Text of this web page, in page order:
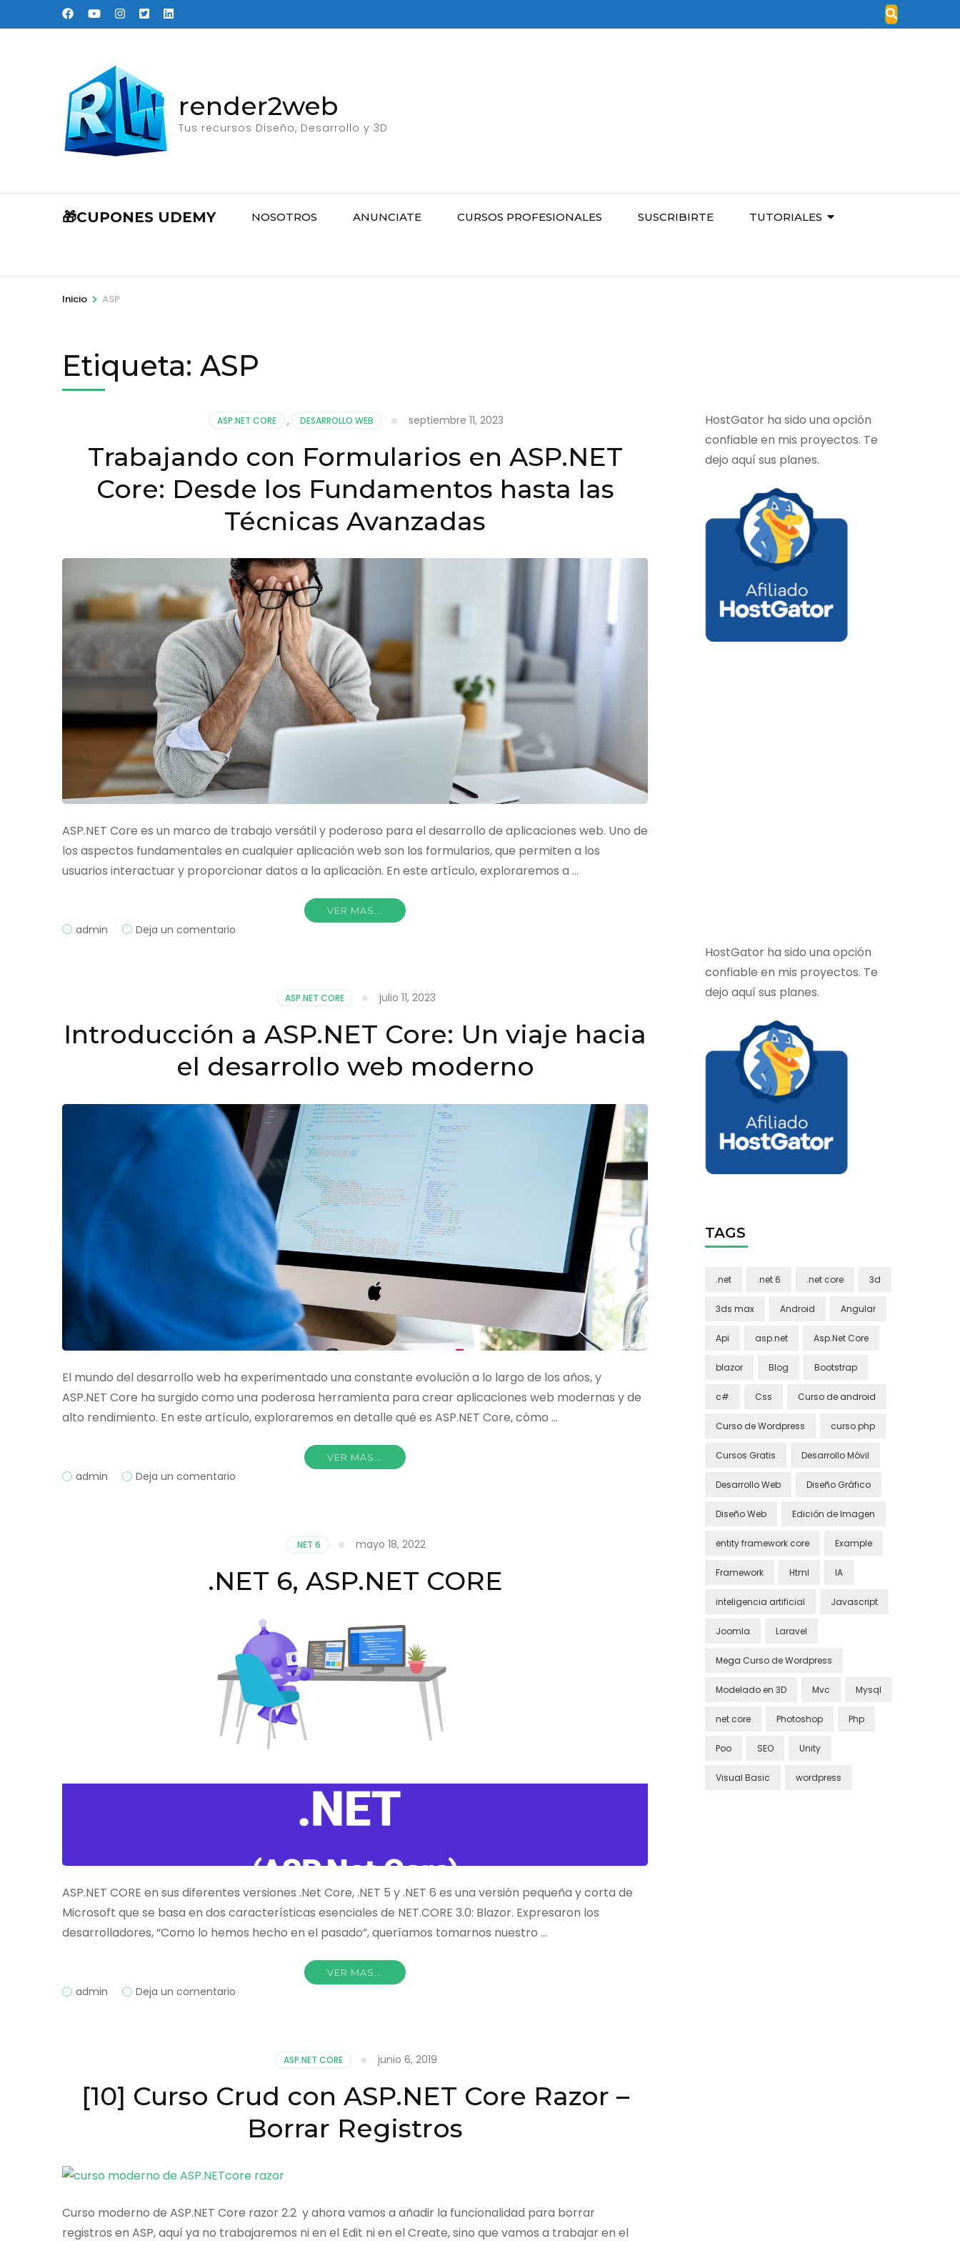
al
render2web
Tus recursos Diseño, Desarrollo y 3D
🎁CUPONES UDEMY NOSOTROS ANUNCIATE CURSOS PROFESIONALES SUSCRIBIRTE TUTORIALES
Inicio > ASP
Etiqueta: ASP
ASP.NET CORE , DESARROLLO WEB septiembre 11, 2023
Trabajando con Formularios en ASP.NET
Core: Desde los Fundamentos hasta las
Técnicas Avanzadas
ASP.NET Core es un marco de trabajo versátil y poderoso para el desarrollo de aplicaciones web. Uno de
los aspectos fundamentales en cualquier aplicación web son los formularios, que permiten a los
usuarios interactuar y proporcionar datos a la aplicación. En este artículo, exploraremos a …
VER MAS...
admin Deja un comentario
Desde
Fundamentos
hasta
Técnicas
Avanzadas
ASP.NET CORE julio 11, 2023
Introducción a ASP.NET Core: Un viaje hacia
el desarrollo web moderno
El mundo del desarrollo web ha experimentado una constante evolución a lo largo de los años, y
ASP.NET Core ha surgido como una poderosa herramienta para crear aplicaciones web modernas y de
alto rendimiento. En este artículo, exploraremos en detalle qué es ASP.NET Core, cómo …
VER MAS...
admin Deja un comentario
hacia
moderno
.NET 6 mayo 18, 2022
.NET 6, ASP.NET CORE
ASP.NET CORE en sus diferentes versiones .Net Core, .NET 5 y .NET 6 es una versión pequeña y corta de
Microsoft que se basa en dos características esenciales de NET.CORE 3.0: Blazor. Expresaron los
desarrolladores, “Como lo hemos hecho en el pasado”, queríamos tomarnos nuestro …
VER MAS...
admin Deja un comentario
ASP.NET CORE junio 6, 2019
[10] Curso Crud con ASP.NET Core Razor –
Borrar Registros
Curso moderno de ASP.NET Core razor 2.2 y ahora vamos a añadir la funcionalidad para borrar
registros en ASP, aquí ya no trabajaremos ni en el Edit ni en el Create, sino que vamos a trabajar en el
HostGator ha sido una opción
confiable en mis proyectos. Te
dejo aquí sus planes.
HostGator ha sido una opción
confiable en mis proyectos. Te
dejo aquí sus planes.
TAGS
.net .net 6 .net core 3d
3ds max Android Angular
Api asp.net Asp.Net Core
blazor Blog Bootstrap
c# Css Curso de android
Curso de Wordpress curso php
Cursos Gratis Desarrollo Móvil
Desarrollo Web Diseño Gráfico
Diseño Web Edición de Imagen
entity framework core Example
Framework Html IA
inteligencia artificial Javascript
Joomla Laravel
Mega Curso de Wordpress
Modelado en 3D Mvc Mysql
net core Photoshop Php
Poo SEO Unity
Visual Basic wordpress